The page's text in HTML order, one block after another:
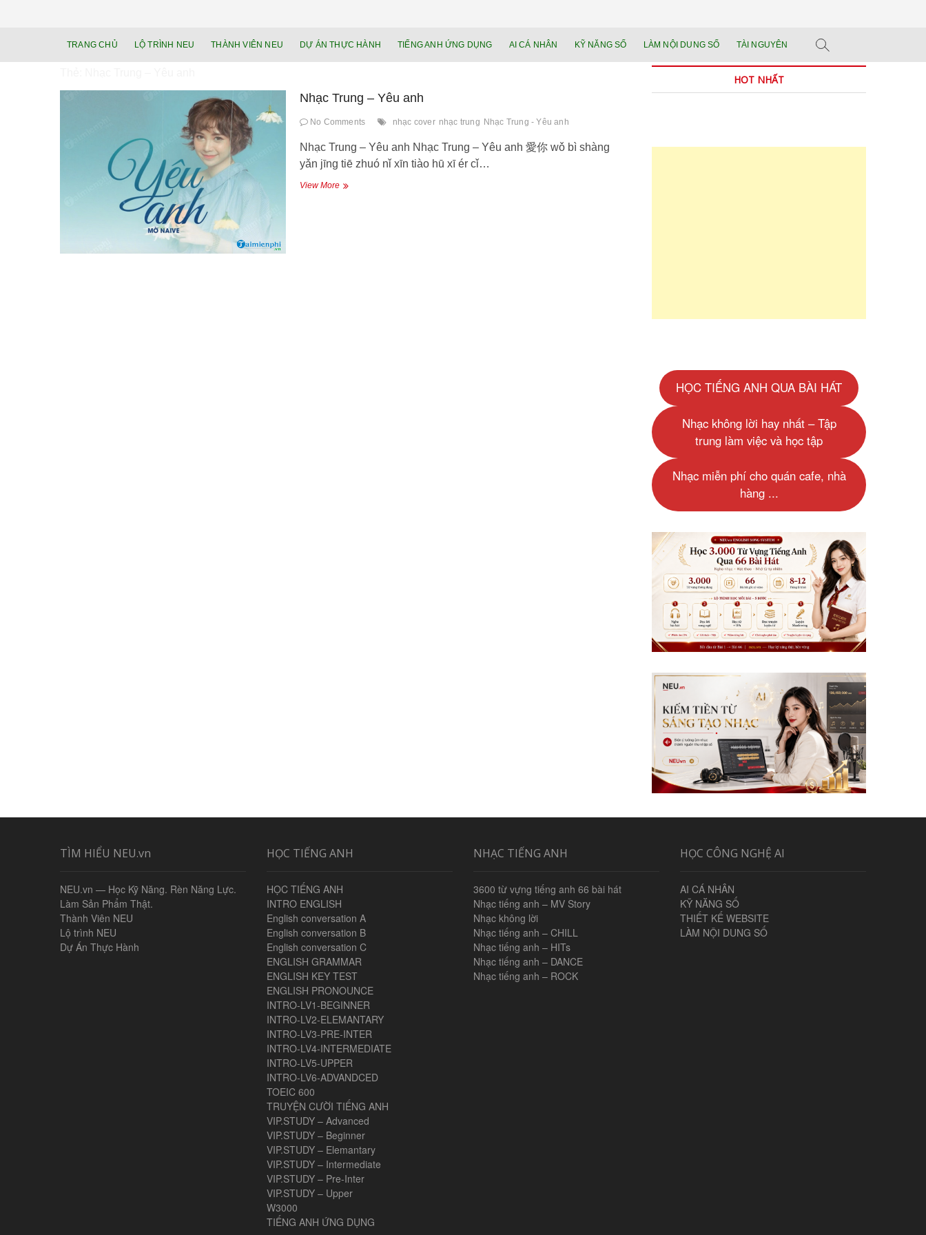
lực cá nhân trong thời đại AI
TRANG CHỦ LỘ TRÌNH NEU THÀNH VIÊN NEU DỰ ÁN THỰC HÀNH TIẾNG ANH ỨNG DỤNG AI CÁ NHÂN KỸ NĂNG SỐ LÀM NỘI DUNG SỐ TÀI NGUYÊN
Nhạc Trung – Yêu anh
No Comments nhạc cover nhạc trung Nhạc Trung - Yêu anh
Nhạc Trung – Yêu anh Nhạc Trung – Yêu anh 愛你 wǒ bì shàng
yǎn jīng tiē zhuó nǐ xīn tiào hū xī ér cǐ…
View MoreNhạc
HOT NHẤT
HỌC TIẾNG ANH QUA BÀI HÁT
Nhạc không lời hay nhất – Tập
trung làm việc và học tập
Nhạc miễn phí cho quán cafe, nhà
hàng ...
TÌM HIỂU NEU.vn
NEU.vn — Học Kỹ Năng. Rèn Năng Lực.
Làm Sản Phẩm Thật.
Thành Viên NEU
Lộ trình NEU
Dự Án Thực Hành
HỌC TIẾNG ANH
HỌC TIẾNG ANH
INTRO ENGLISH
English conversation A
English conversation B
English conversation C
ENGLISH GRAMMAR
ENGLISH KEY TEST
ENGLISH PRONOUNCE
INTRO-LV1-BEGINNER
INTRO-LV2-ELEMANTARY
INTRO-LV3-PRE-INTER
INTRO-LV4-INTERMEDIATE
INTRO-LV5-UPPER
INTRO-LV6-ADVANDCED
TOEIC 600
TRUYỆN CƯỜI TIẾNG ANH
VIP.STUDY – Advanced
VIP.STUDY – Beginner
VIP.STUDY – Elemantary
VIP.STUDY – Intermediate
VIP.STUDY – Pre-Inter
VIP.STUDY – Upper
W3000
TIẾNG ANH ỨNG DỤNG
NHẠC TIẾNG ANH
3600 từ vựng tiếng anh 66 bài hát
Nhạc tiếng anh – MV Story
Nhạc không lời
Nhạc tiếng anh – CHILL
Nhạc tiếng anh – HITs
Nhạc tiếng anh – DANCE
Nhạc tiếng anh – ROCK
HỌC CÔNG NGHỆ AI
AI CÁ NHÂN
KỸ NĂNG SỐ
THIẾT KẾ WEBSITE
LÀM NỘI DUNG SỐ